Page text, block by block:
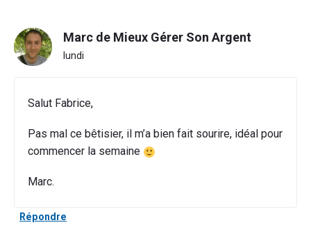
Marc de Mieux Gérer Son Argent
lundi
Salut Fabrice,
Pas mal ce bêtisier, il m’a bien fait sourire, idéal pour
commencer la semaine
Marc.
Répondre